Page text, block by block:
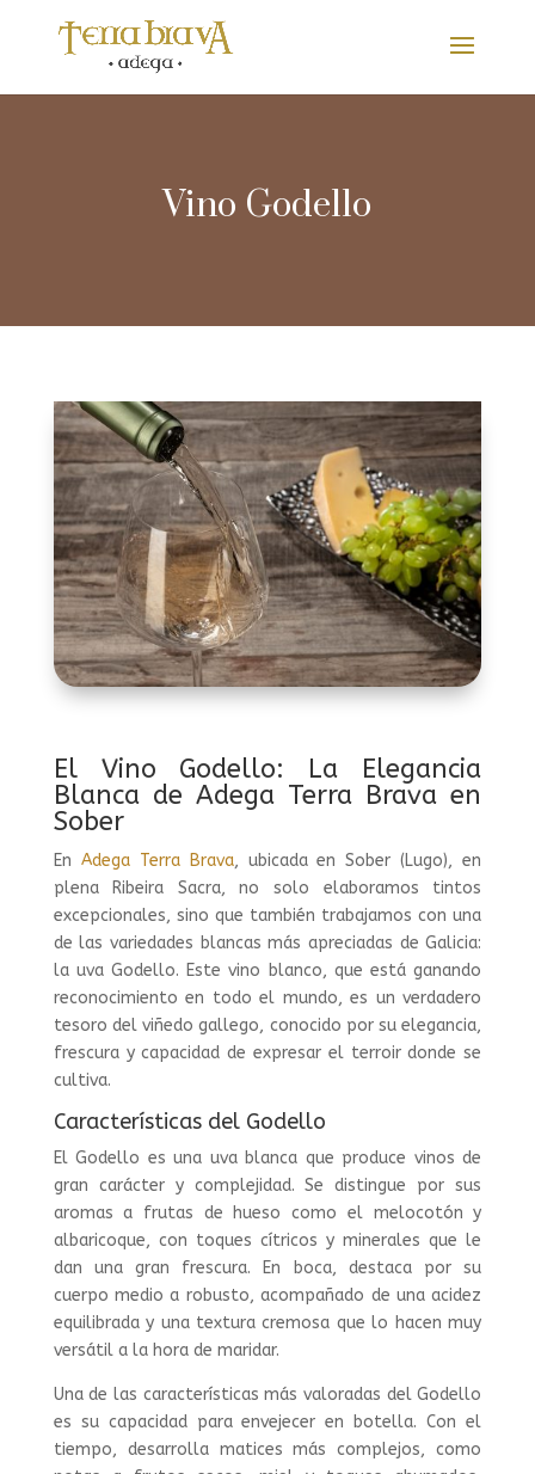
Vino Godello
El Vino Godello: La Elegancia
Blanca de Adega Terra Brava en
Sober
En Adega Terra Brava, ubicada en Sober (Lugo), en
plena Ribeira Sacra, no solo elaboramos tintos
excepcionales, sino que también trabajamos con una
de las variedades blancas más apreciadas de Galicia:
la uva Godello. Este vino blanco, que está ganando
reconocimiento en todo el mundo, es un verdadero
tesoro del viñedo gallego, conocido por su elegancia,
frescura y capacidad de expresar el terroir donde se
cultiva.
Características del Godello
El Godello es una uva blanca que produce vinos de
gran carácter y complejidad. Se distingue por sus
aromas a frutas de hueso como el melocotón y
albaricoque, con toques cítricos y minerales que le
dan una gran frescura. En boca, destaca por su
cuerpo medio a robusto, acompañado de una acidez
equilibrada y una textura cremosa que lo hacen muy
versátil a la hora de maridar.
Una de las características más valoradas del Godello
es su capacidad para envejecer en botella. Con el
tiempo, desarrolla matices más complejos, como